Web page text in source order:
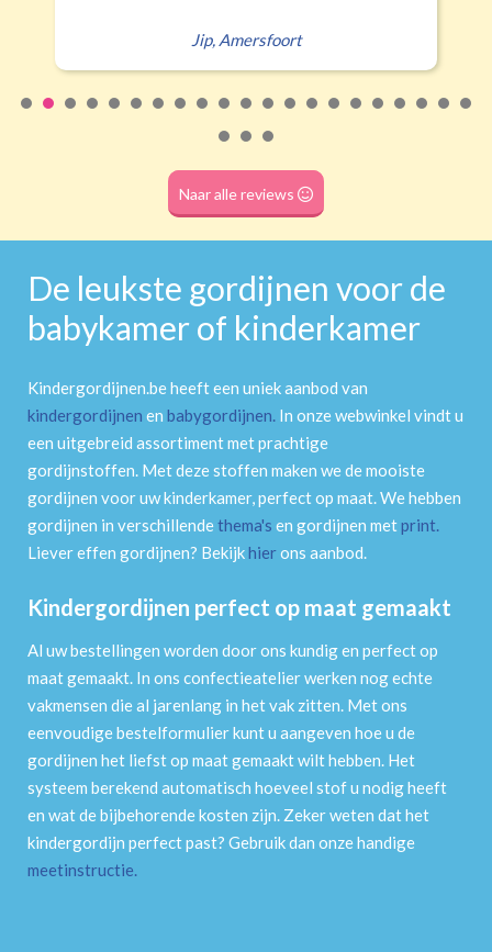
Jip, Amersfoort
Naar alle reviews
De leukste gordijnen voor de
babykamer of kinderkamer
Kindergordijnen.be heeft een uniek aanbod van
kindergordijnen en babygordijnen. In onze webwinkel vindt u
een uitgebreid assortiment met prachtige
gordijnstoffen. Met deze stoffen maken we de mooiste
gordijnen voor uw kinderkamer, perfect op maat. We hebben
gordijnen in verschillendethema's en gordijnen metprint.
Liever effen gordijnen? Bekijkhierons aanbod.
Kindergordijnen perfect op maat gemaakt
Al uw bestellingen worden door ons kundig en perfect op
maat gemaakt. In ons confectieatelier werken nog echte
vakmensen die al jarenlang in het vak zitten. Met ons
eenvoudige bestelformulier kunt u aangeven hoe u de
gordijnen het liefst op maat gemaakt wilt hebben. Het
systeem berekend automatisch hoeveel stof u nodig heeft
en wat de bijbehorende kosten zijn. Zeker weten dat het
kindergordijn perfect past? Gebruik dan onze handige
meetinstructie.